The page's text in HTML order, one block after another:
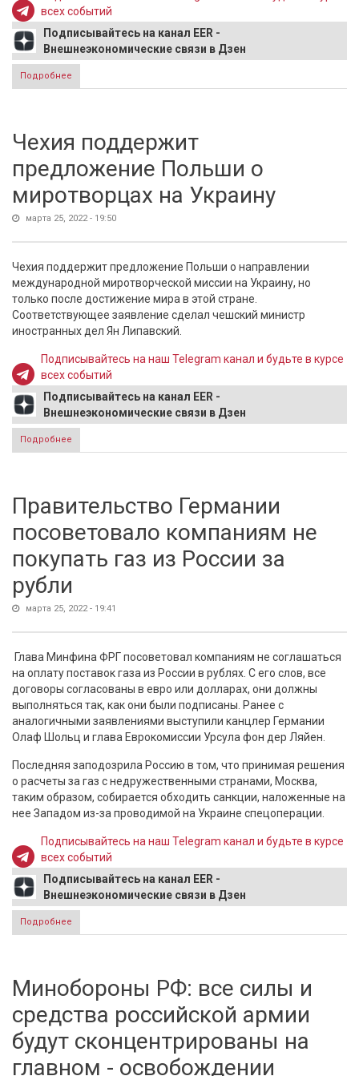
всех событий
Подписывайтесь на канал EER -
Внешнеэкономические связи в Дзен
Подробнее
заблокировал счета, потому что он - русский
Чехия поддержит
предложение Польши о
миротворцах на Украину
марта 25, 2022 - 19:50
Чехия поддержит предложение Польши о направлении
международной миротворческой миссии на Украину, но
только после достижение мира в этой стране.
Соответствующее заявление сделал чешский министр
иностранных дел Ян Липавский.
Подписывайтесь на наш Telegram канал и будьте в курсе
всех событий
Подписывайтесь на канал EER -
Внешнеэкономические связи в Дзен
Подробнее
на Украину
Правительство Германии
посоветовало компаниям не
покупать газ из России за
рубли
марта 25, 2022 - 19:41
Глава Минфина ФРГ посоветовал компаниям не соглашаться
на оплату поставок газа из России в рублях. С его слов, все
договоры согласованы в евро или долларах, они должны
выполняться так, как они были подписаны. Ранее с
аналогичными заявлениями выступили канцлер Германии
Олаф Шольц и глава Еврокомиссии Урсула фон дер Ляйен.
Последняя заподозрила Россию в том, что принимая решения
о расчеты за газ с недружественными странами, Москва,
таким образом, собирается обходить санкции, наложенные на
нее Западом из-за проводимой на Украине спецоперации.
Подписывайтесь на наш Telegram канал и будьте в курсе
всех событий
Подписывайтесь на канал EER -
Внешнеэкономические связи в Дзен
Подробнее
покупать газ из России за рубли
Минобороны РФ: все силы и
средства российской армии
будут сконцентрированы на
главном - освобождении